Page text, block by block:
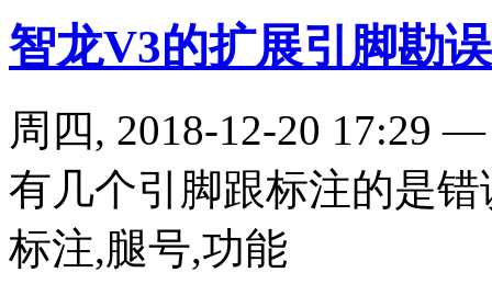
智龙V3的扩展引脚勘误
周四, 2018-12-20 17:29
有几个引脚跟标注的是错
标注,腿号,功能